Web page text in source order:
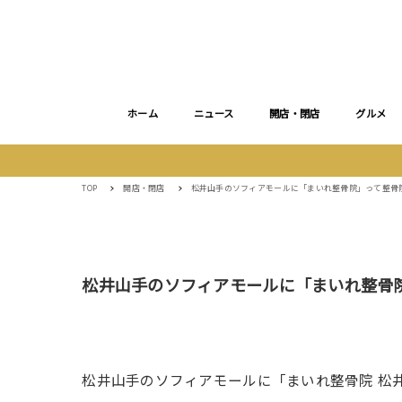
ホーム ニュース 開店・閉店 グルメ
TOP 開店・閉店 松井山手のソフィアモールに「まいれ整骨院」って整骨
松井山手のソフィアモールに「まいれ整骨
松井山手のソフィアモールに「まいれ整骨院 松